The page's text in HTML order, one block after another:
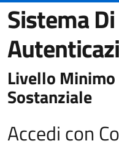
Sistema Di
Livello
Sostanziale
Accedi con